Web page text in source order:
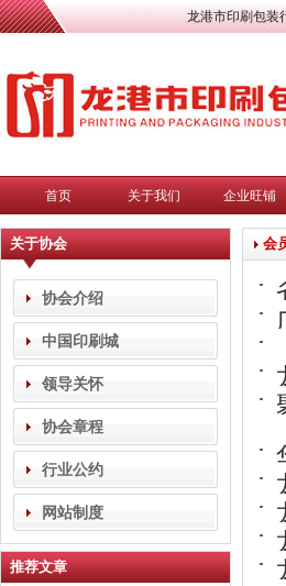
龙港市印刷包装
首页 关于我们 企业旺铺
关于协会
协会介绍
中国印刷城
领导关怀
协会章程
行业公约
网站制度
推荐文章
会